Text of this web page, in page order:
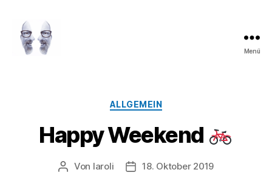
Menü
Kategorien
ALLGEMEIN
Happy Weekend
Beitragsautor
Von laroli Veröffentlichungsdatum
18. Oktober 2019